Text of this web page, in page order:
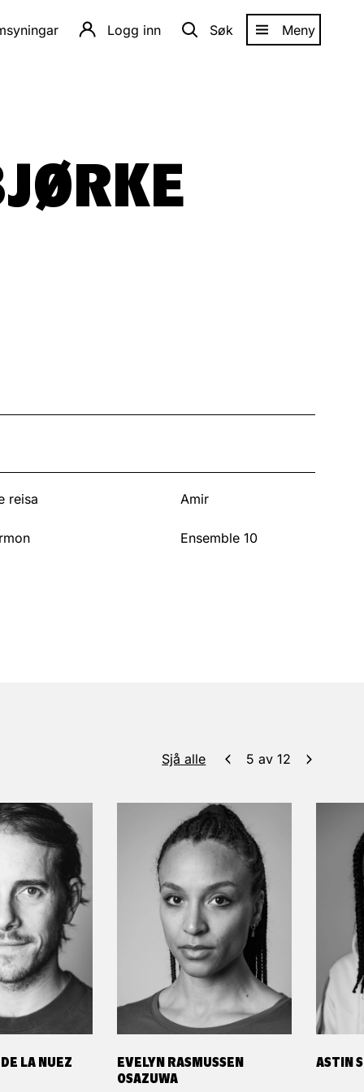
Logg inn Søk Meny
reisa Amir
Ensemble 10
Sjå alle 5 av 12
LA NUEZ
EVELYN RASMUSSEN
OSAZUWA
ASTIN